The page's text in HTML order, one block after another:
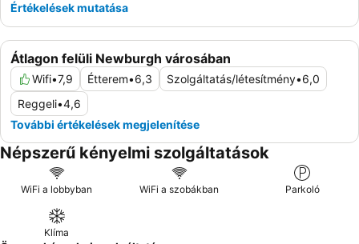
Átlagon felüli Newburgh városában
Wifi•7,9 Étterem•6,3 Szolgáltatás/létesítmény•6,0
Reggeli•4,6
További értékelések megjelenítése
Értékelések mutatása
Népszerű kényelmi szolgáltatások
WiFi a lobbyban WiFi a szobákban Parkoló
Klíma